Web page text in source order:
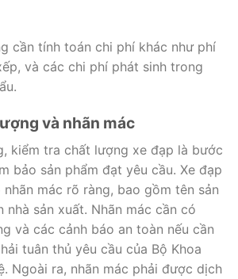
cần tính toán chi phí khác như phí
và các chi phí phát sinh trong
và nhãn mác
kiểm tra chất lượng xe đạp là bước
bảo sản phẩm đạt yêu cầu. Xe đạp
nhãn mác rõ ràng, bao gồm tên sản
nhà sản xuất. Nhãn mác cần có
và các cảnh báo an toàn nếu cần
tuân thủ yêu cầu của Bộ Khoa
Ngoài ra, nhãn mác phải được dịch